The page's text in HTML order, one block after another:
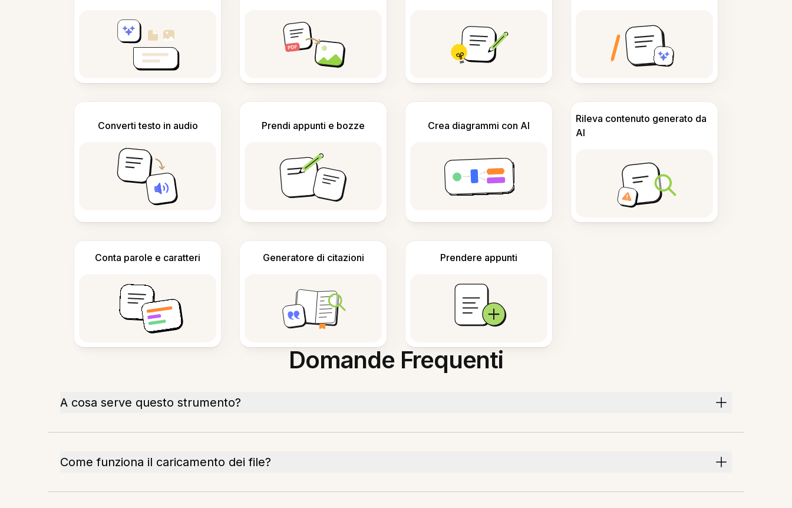
Converti testo in audio Prendi appunti e bozze Crea diagrammi con AI
Rileva contenuto generato da
AI
Conta parole e caratteri Generatore di citazioni Prendere appunti
Domande Frequenti
A cosa serve questo strumento?
Come funziona il caricamento dei file?